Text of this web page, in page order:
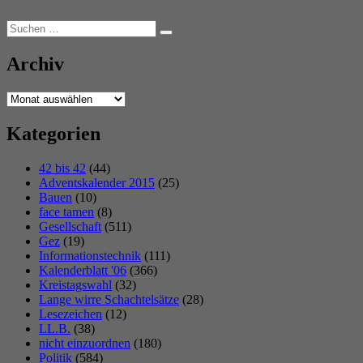
Suchen
nach:
Suchen
Archiv
Archiv
Kategorien
42 bis 42 (44)
Adventskalender 2015 (25)
Bauen (10)
face tamen (8)
Gesellschaft (511)
Gez (19)
Informationstechnik (111)
Kalenderblatt '06 (366)
Kreistagswahl (32)
Lange wirre Schachtelsätze (28)
Lesezeichen (12)
LL.B. (38)
nicht einzuordnen (180)
Politik (584)